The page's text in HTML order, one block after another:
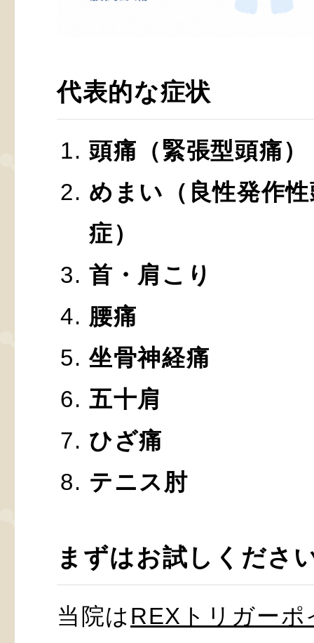
代表的な症状
頭痛（緊張型頭痛）
めまい（良性発作
症）
首・肩こり
腰痛
坐骨神経痛
五十肩
ひざ痛
テニス肘
まずはお試しくださ
当院は REXトリガーポ